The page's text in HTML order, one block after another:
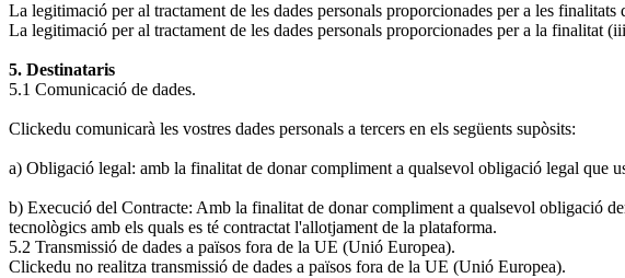
La legitimació per al tractament de les dades personals proporcionades per a les
La legitimació per al tractament de les dades personals proporcionades per a la finalitat
5. Destinataris
5.1 Comunicació de dades.
Clickedu comunicarà les vostres dades personals a tercers en els següents supòsits:
a) Obligació legal: amb la finalitat de donar compliment a qualsevol obligació legal que
b) Execució del Contracte: Amb la finalitat de donar compliment a qualsevol obligació
tecnològics amb els quals es té contractat l'allotjament de la plataforma.
5.2 Transmissió de dades a països fora de la UE (Unió Europea).
Clickedu no realitza transmissió de dades a països fora de la UE (Unió Europea).